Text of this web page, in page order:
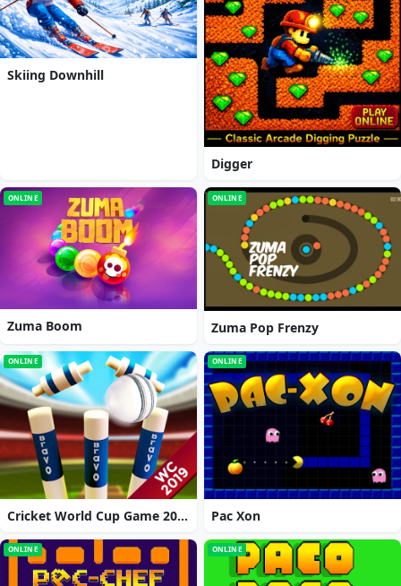
Skiing Downhill
Digger
ONLINE
Zuma Boom
ONLINE
Zuma Pop Frenzy
ONLINE
Cricket World Cup Game 2019 Mini Ground Cricke
ONLINE
Pac Xon
ONLINE ONLINE